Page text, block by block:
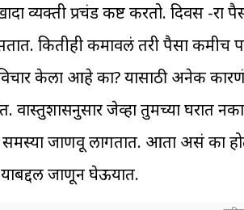
प्रचंड कष्ट करतो. दिवस -रात्र
कितीही कमावलं तरी पैसा कमीच
विचार केला आहे का? यासाठी अनेक
जेव्हा तुमच्या घरात
समस्या जाणवू लागतात. आता असं का
जाणून घेऊयात.